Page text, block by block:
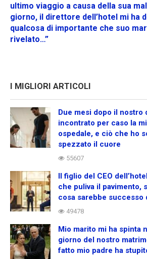
ultimo viaggio a causa della sua
giorno, il direttore dell’hotel mi ha
qualcosa di importante che suo
rivelato…”
I MIGLIORI ARTICOLI
Due mesi dopo il nostro
incontrato per caso la
ospedale, e ciò che ho
spezzato il cuore
55607
Il figlio del CEO
che puliva il pavimento,
cosa sarebbe successo
49478
Mio marito mi ha spinta
giorno del nostro
fatto mio padre ha